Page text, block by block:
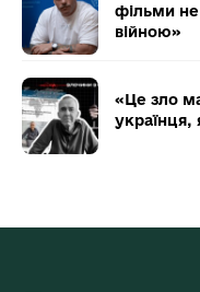
фільми не
війною»
«Це зло
українця,